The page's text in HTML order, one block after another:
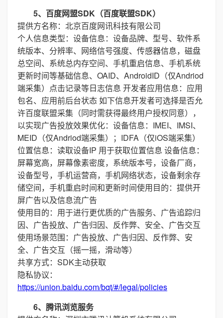
5、百度网盟SDK（百度联盟SDK）
提供方名称：北京百度网讯科技有限公司
个人信息类型：设备信息：设备品牌、型号、软件系
统版本、分辨率、网络信号强度、传感器信息，磁盘
总空间、系统总内存空间、手机重启信息、手机系统
更新时间等基础信息、OAID、AndroidID（仅Andriod
端采集）点击记录等日志信息 开发者应用信息：应用
包名、应用前后台状态 如下信息开发者可选择是否允
许百度联盟采集（同时需获得最终用户授权同意），
以实现广告投放效果优化：设备信息：IMEI、IMSI、
MEID（仅Andriod端采集）；IDFA（仅iOS端采集）
位置信息：读取设备IP 用于获取位置信息 设备信息：
屏幕宽高，屏幕像素密度，系统版本号，设备厂商，
设备型号，手机运营商，手机网络状态，设备剩余存
储空间，手机重启时间和更新时间使用目的：提供开
屏广告以及信息流广告
使用目的：用于进行更优质的广告服务、广告追踪归
因、广告投放、广告归因、反作弊、安全、广告交互
使用场景范围：广告投放、广告归因、反作弊、安
全、广告交互（摇一摇，滑动等）
共享方式：SDK主动获取
隐私协议：
https://union.baidu.com/bqt/#/legal/policies
6、腾讯浏览服务